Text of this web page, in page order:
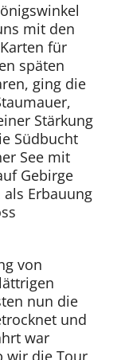
mit den
für
späten
ging die
Stärkung
Südbucht
See mit
Gebirge
Erbauung
von
nun die
und
war
wir die Tour